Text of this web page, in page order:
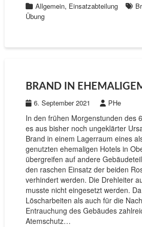
Allgemein, Einsatzabteilung
Übung
BRAND IN
6. September 2021 PHe
In den frühen Morgenstunden des
es aus bisher noch ungeklärter
Brand in einem Lagerraum eines
genutzten ehemaligen Hotels in
übergreifen auf andere
den raschen Einsatz der beiden
verhindert werden. Die Drehleiter
musste nicht eingesetzt werden.
Löscharbeiten als auch für die
Entrauchung des Gebäudes
Atemschutz…